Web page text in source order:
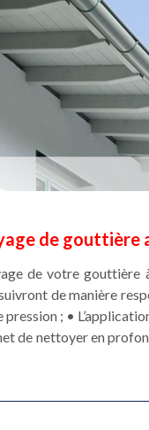
de gouttière
de votre gouttière
de manière
pression ; •
de nettoyer en